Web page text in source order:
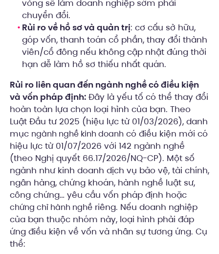
vòng sẽ làm doanh nghiệp sớm phải
chuyển đổi.
Rủi ro về hồ sơ và quản trị: cơ cấu sở hữu,
góp vốn, thanh toán cổ phần, thay đổi thành
viên/cổ đông nếu không cập nhật đúng thời
hạn dễ làm hồ sơ thiếu nhất quán.
Rủi ro liên quan đến ngành nghề có điều kiện
và vốn pháp định: Đây là yếu tố có thể thay đổi
hoàn toàn lựa chọn loại hình của bạn. Theo
Luật Đầu tư 2025 (hiệu lực từ 01/03/2026), danh
mục ngành nghề kinh doanh có điều kiện mới có
hiệu lực từ 01/07/2026 với 142 ngành nghề
(theo Nghị quyết 66.17/2026/NQ-CP). Một số
ngành như kinh doanh dịch vụ bảo vệ, tài chính,
ngân hàng, chứng khoán, hành nghề luật sư,
công chứng… yêu cầu vốn pháp định hoặc
chứng chỉ hành nghề riêng. Nếu doanh nghiệp
của bạn thuộc nhóm này, loại hình phải đáp
ứng điều kiện về vốn và nhân sự tương ứng. Cụ
thể: